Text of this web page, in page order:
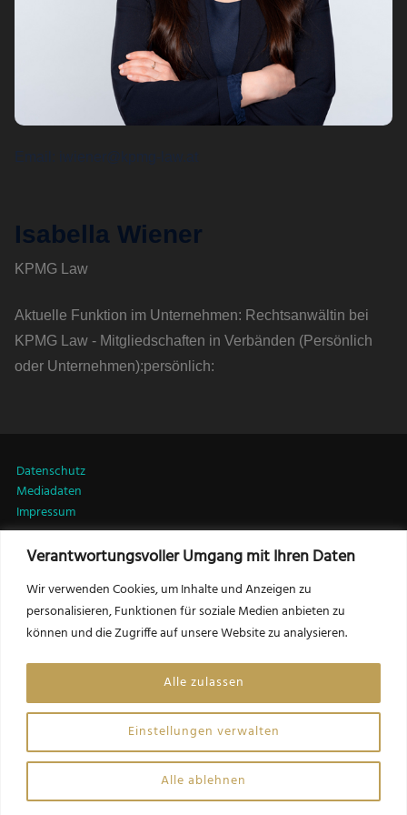
Verantwortungsvoller Umgang mit Ihren Daten
Wir verwenden Cookies, um Inhalte und Anzeigen zu
personalisieren, Funktionen für soziale Medien anbieten zu
können und die Zugriffe auf unsere Website zu analysieren.
Einstellungen verwalten
Alle ablehnen
Alle zulassen
Isabella Wiener
KPMG Law
Aktuelle Funktion im Unternehmen: Rechtsanwältin bei
KPMG Law - Mitgliedschaften in Verbänden (Persönlich
oder Unternehmen):persönlich:
Datenschutz
Mediadaten
Impressum
LinkedIn
Friedrich Csörgits, MSc MRICS
Herausgeber LEADERSNET Immobilien
f.csoergits@leadersnet.com
Website by Opinion Leaders Network GmbH